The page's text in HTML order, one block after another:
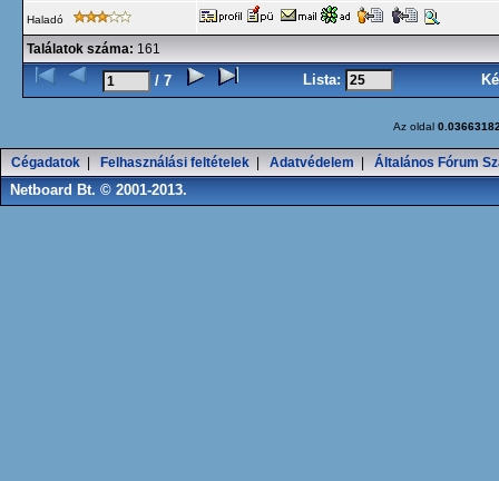
Haladó
Találatok száma: 161
/ 7 Lista:
Az oldal
Cégadatok Felhasználási feltételek Adatvédelem Általános Fórum
Netboard Bt. © 2001-2013.